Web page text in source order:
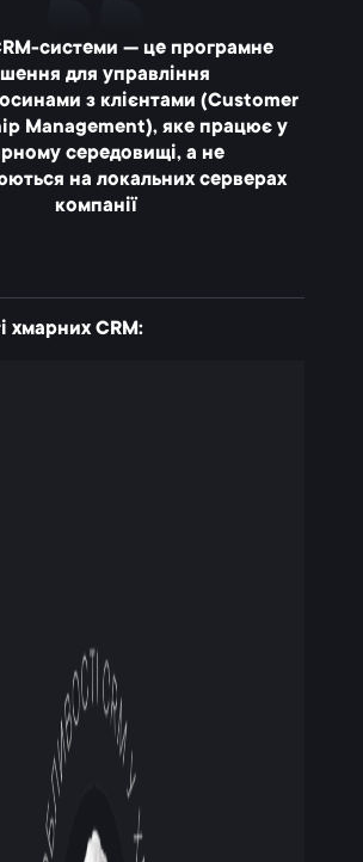
системи — це програмне
для управління
з клієнтами (Customer
Management), яке працює у
середовищі, а не
на локальних серверах
компанії
хмарних CRM: